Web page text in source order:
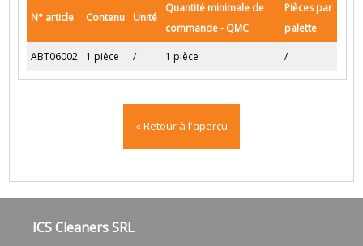
N° article Contenu Unité
Quantité minimale de
commande - QMC
Pièces par
palette
ABT06002 1 pièce / 1 pièce /
« Retour à l'aperçu
ICS Cleaners SRL